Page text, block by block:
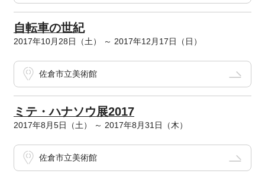
自転車の世紀
2017年10月28日（土） ～ 2017年12月17日（日）
佐倉市立美術館
ミテ・ハナソウ展2017
2017年8月5日（土） ～ 2017年8月31日（木）
佐倉市立美術館